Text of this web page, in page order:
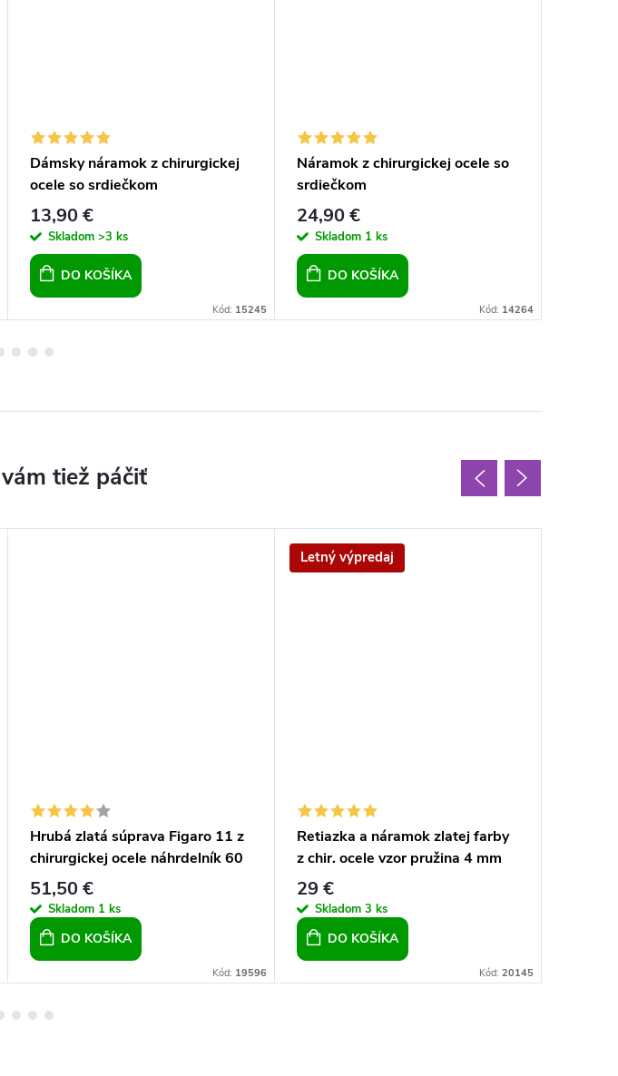
Dámsky náramok z chirurgickej
ocele so srdiečkom
13,90 €
Skladom >3 ks
DO KOŠÍKA
Kód: 15245
Náramok z chirurgickej ocele so
srdiečkom
24,90 €
Skladom 1 ks
DO KOŠÍKA
Kód: 14264
Hrubá zlatá súprava Figaro 11 z
chirurgickej ocele náhrdelník 60
cm náramok 21 cm
51,50 €
Skladom 1 ks
DO KOŠÍKA
Kód: 19596
Letný výpredaj
Retiazka a náramok zlatej farby
z chir. ocele vzor pružina 4 mm
29 €
Skladom 3 ks
DO KOŠÍKA
Kód: 20145